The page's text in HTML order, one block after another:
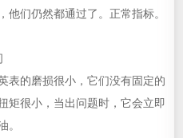
们仍然都通过了。正常指标。
的磨损很小，它们没有固定的
矩很小，当出问题时，它会立即
。